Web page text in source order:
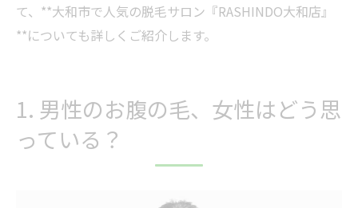
て、**大和市で人気の脱毛サロン『RASHINDO大和店』
**についても詳しくご紹介します。
1. 男性のお腹の毛、女性はどう思
っている？